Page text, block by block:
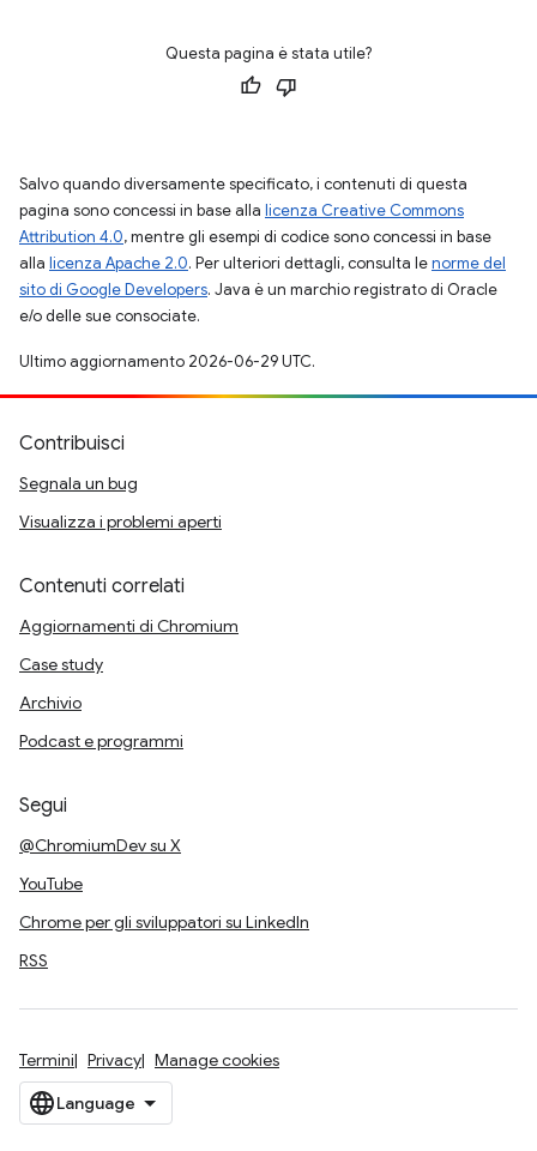
Questa pagina è stata utile?
Salvo quando diversamente specificato, i contenuti di questa
pagina sono concessi in base alla licenza Creative Commons
Attribution 4.0, mentre gli esempi di codice sono concessi in base
alla licenza Apache 2.0. Per ulteriori dettagli, consulta lenorme del
sito di Google Developers. Java è un marchio registrato di Oracle
e/o delle sue consociate.
Ultimo aggiornamento 2026-06-29 UTC.
Contribuisci
Segnala un bug
Visualizza i problemi aperti
Contenuti correlati
Aggiornamenti di Chromium
Case study
Archivio
Podcast e programmi
Segui
@ChromiumDev su X
YouTube
Chrome per gli sviluppatori su LinkedIn
RSS
Termini Privacy Manage cookies